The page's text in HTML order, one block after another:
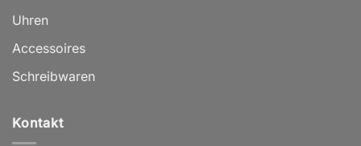
Uhren
Accessoires
Schreibwaren
Kontakt